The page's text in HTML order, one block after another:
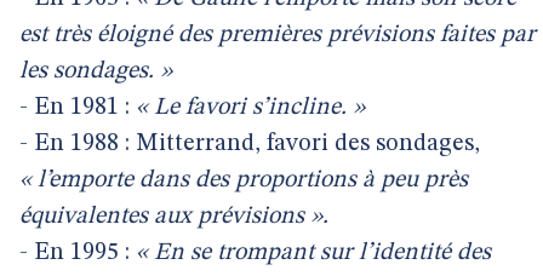
est très éloigné des premières prévisions faites par
les sondages. »
- En 1981 : « Le favori s’incline. »
- En 1988 : Mitterrand, favori des sondages,
« l’emporte dans des proportions à peu près
équivalentes aux prévisions ».
- En 1995 : « En se trompant sur l’identité des